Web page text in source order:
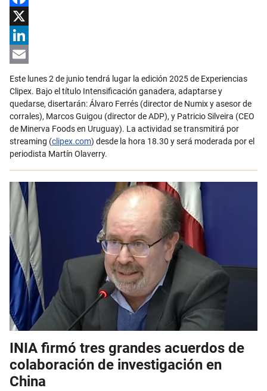
Facebook
X
LinkedIn
Email
Este lunes 2 de junio tendrá lugar la edición 2025 de Experiencias
Clipex. Bajo el título Intensificación ganadera, adaptarse y
quedarse, disertarán: Álvaro Ferrés (director de Numix y asesor de
corrales), Marcos Guigou (director de ADP), y Patricio Silveira (CEO
de Minerva Foods en Uruguay). La actividad se transmitirá por
streaming (clipex.com) desde la hora 18.30 y será moderada por el
periodista Martín Olaverry.
INIA firmó tres grandes acuerdos de
colaboración de investigación en
China